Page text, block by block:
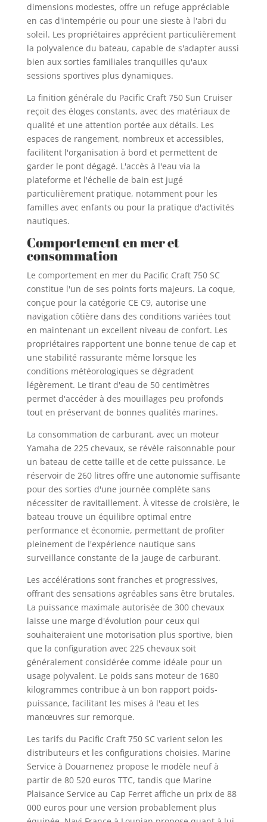
dimensions modestes, offre un refuge appréciable
en cas d'intempérie ou pour une sieste à l'abri du
soleil. Les propriétaires apprécient particulièrement
la polyvalence du bateau, capable de s'adapter aussi
bien aux sorties familiales tranquilles qu'aux
sessions sportives plus dynamiques.
La finition générale du Pacific Craft 750 Sun Cruiser
reçoit des éloges constants, avec des matériaux de
qualité et une attention portée aux détails. Les
espaces de rangement, nombreux et accessibles,
facilitent l'organisation à bord et permettent de
garder le pont dégagé. L'accès à l'eau via la
plateforme et l'échelle de bain est jugé
particulièrement pratique, notamment pour les
familles avec enfants ou pour la pratique d'activités
nautiques.
Comportement en mer et
consommation
Le comportement en mer du Pacific Craft 750 SC
constitue l'un de ses points forts majeurs. La coque,
conçue pour la catégorie CE C9, autorise une
navigation côtière dans des conditions variées tout
en maintenant un excellent niveau de confort. Les
propriétaires rapportent une bonne tenue de cap et
une stabilité rassurante même lorsque les
conditions météorologiques se dégradent
légèrement. Le tirant d'eau de 50 centimètres
permet d'accéder à des mouillages peu profonds
tout en préservant de bonnes qualités marines.
La consommation de carburant, avec un moteur
Yamaha de 225 chevaux, se révèle raisonnable pour
un bateau de cette taille et de cette puissance. Le
réservoir de 260 litres offre une autonomie suffisante
pour des sorties d'une journée complète sans
nécessiter de ravitaillement. À vitesse de croisière, le
bateau trouve un équilibre optimal entre
performance et économie, permettant de profiter
pleinement de l'expérience nautique sans
surveillance constante de la jauge de carburant.
Les accélérations sont franches et progressives,
offrant des sensations agréables sans être brutales.
La puissance maximale autorisée de 300 chevaux
laisse une marge d'évolution pour ceux qui
souhaiteraient une motorisation plus sportive, bien
que la configuration avec 225 chevaux soit
généralement considérée comme idéale pour un
usage polyvalent. Le poids sans moteur de 1680
kilogrammes contribue à un bon rapport poids-
puissance, facilitant les mises à l'eau et les
manœuvres sur remorque.
Les tarifs du Pacific Craft 750 SC varient selon les
distributeurs et les configurations choisies. Marine
Service à Douarnenez propose le modèle neuf à
partir de 80 520 euros TTC, tandis que Marine
Plaisance Service au Cap Ferret affiche un prix de 88
000 euros pour une version probablement plus